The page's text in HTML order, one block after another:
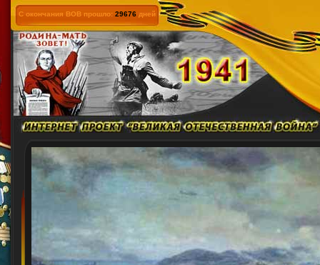
С окончания ВОВ прошло: 29676 дней